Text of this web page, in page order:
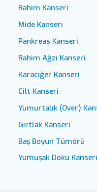
Rahim Kanseri
Mide Kanseri
Pankreas Kanseri
Rahim Ağzı Kanseri
Karaciğer Kanseri
Cilt Kanseri
Yumurtalık (Over)
Gırtlak Kanseri
Baş Boyun Tümörü
Yumuşak Doku Kanseri